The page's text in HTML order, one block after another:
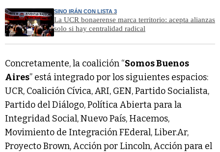
SINO IRÁN CON LISTA 3
La UCR bonaerense marca territorio: acepta alianzas
solo si hay centralidad radical
Concretamente, la coalición “Somos Buenos
Aires” está integrado por los siguientes espacios:
UCR, Coalición Cívica, ARI, GEN, Partido Socialista,
Partido del Diálogo, Política Abierta para la
Integridad Social, Nuevo País, Hacemos,
Movimiento de Integración FEderal, Liber.Ar,
Proyecto Brown, Acción por Lincoln, Acción para el